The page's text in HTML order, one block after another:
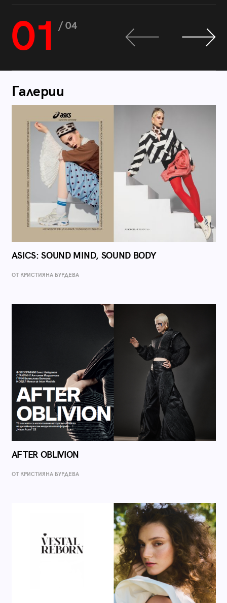
01 / 04
Галерии
ASICS: SOUND MIND, SOUND BODY
ОТ КРИСТИЯНА БУРДЕВА
AFTER OBLIVION
ОТ КРИСТИЯНА БУРДЕВА